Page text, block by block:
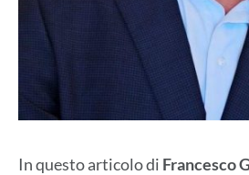
In questo articolo di Francesco